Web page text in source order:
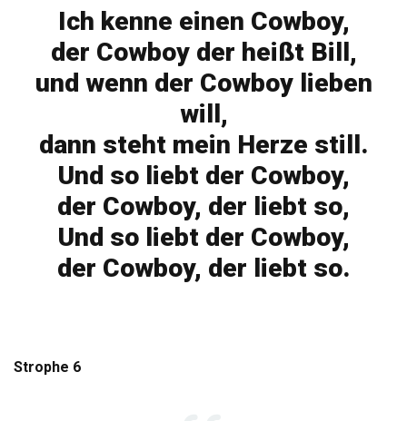
Ich kenne einen Cowboy,
der Cowboy der heißt Bill,
und wenn der Cowboy lieben
will,
dann steht mein Herze still.
Und so liebt der Cowboy,
der Cowboy, der liebt so,
Und so liebt der Cowboy,
der Cowboy, der liebt so.
Strophe 6